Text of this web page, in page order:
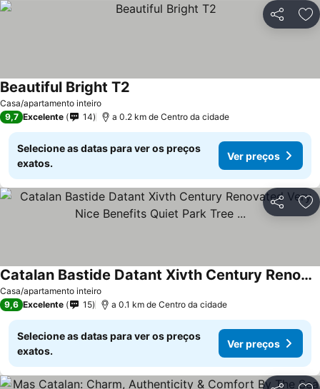
Partilhar
Casa/apartamento inteiro
Beautiful Bright T2
9,7 Excelente 14 a 0.2 km de Centro da cidade
Selecione as datas para ver os preços
exatos.
Ver preços
Partilhar
Casa/apartamento inteiro
Catalan Bastide Datant Xivth Century Renovated Very Nice Benefits Quiet Park Tree ...
9,6 Excelente 15 a 0.1 km de Centro da cidade
Selecione as datas para ver os preços
exatos.
Ver preços